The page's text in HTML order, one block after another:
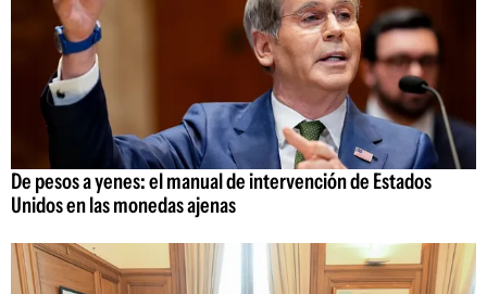
De pesos a yenes: el manual de intervención de Estados
Unidos en las monedas ajenas